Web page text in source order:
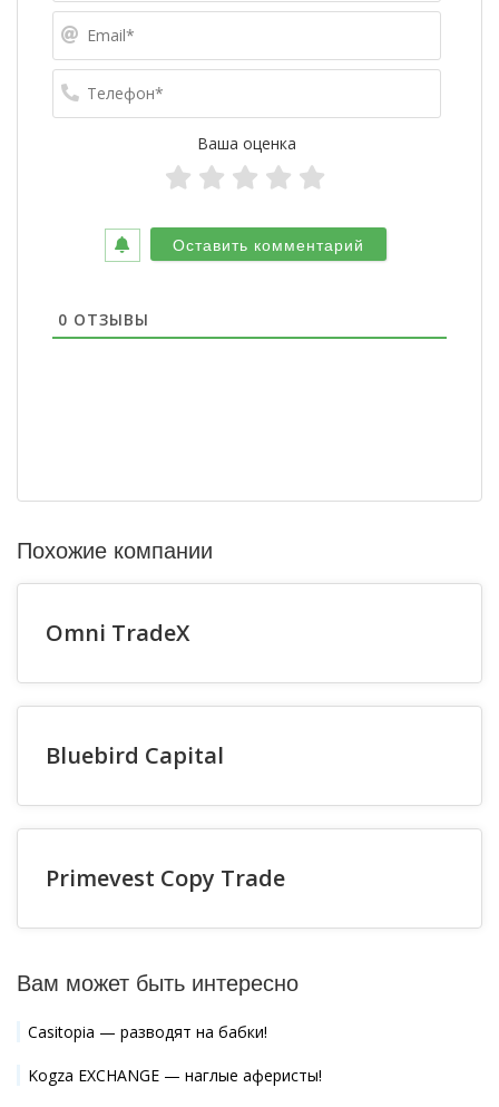
Ваша оценка
0 ОТЗЫВЫ
Похожие компании
Omni TradeX
Bluebird Capital
Primevest Copy Trade
Вам может быть интересно
Casitopia — разводят на бабки!
Kogza EXCHANGE — наглые аферисты!